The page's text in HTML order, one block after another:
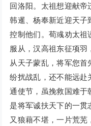
回洛阳。太祖想迎献帝
韩暹、杨奉新近迎天子
控制他们。荀彧劝太祖
服从，汉高祖东征项羽
从天子蒙乱，将军您
纷扰战乱，还不能远赴
通使节，虽挽救国难于
是将军诚扶天下的一贯
又狼藉不堪，一片荒